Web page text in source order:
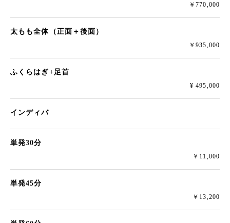
￥770,000
太もも全体（正面＋後面）
￥935,000
ふくらはぎ+足首
¥ 495,000
インディバ
単発30分
￥11,000
単発45分
￥13,200